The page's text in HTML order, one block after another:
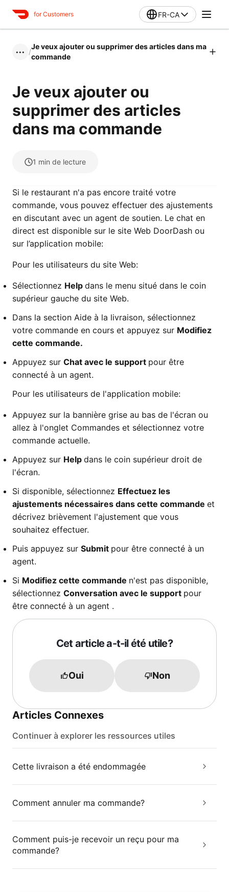
for Customers FR-CA
••• /
Je veux ajouter ou supprimer des articles dans ma
commande
Je veux ajouter ou
supprimer des articles
dans ma commande
1 min de lecture
Si le restaurant n'a pas encore traité votre
commande, vous pouvez effectuer des ajustements
en discutant avec un agent de soutien. Le chat en
direct est disponible sur le site Web DoorDash ou
sur l’application mobile:
Pour les utilisateurs du site Web:
Sélectionnez Help dans le menu situé dans le coin
supérieur gauche du site Web.
Dans la section Aide à la livraison, sélectionnez
votre commande en cours et appuyez sur Modifiez
cette commande.
Appuyez sur Chat avec le support pour être
connecté à un agent.
Pour les utilisateurs de l'application mobile:
Appuyez sur la bannière grise au bas de l'écran ou
allez à l'onglet Commandes et sélectionnez votre
commande actuelle.
Appuyez sur Help dans le coin supérieur droit de
l'écran.
Si disponible, sélectionnez Effectuez les
ajustements nécessaires dans cette commande et
décrivez brièvement l'ajustement que vous
souhaitez effectuer.
Puis appuyez sur Submit pour être connecté à un
agent.
Si Modifiez cette commande n'est pas disponible,
sélectionnez Conversation avec le support pour
être connecté à un agent .
Cet article a-t-il été utile?
Oui Non
Articles Connexes
Continuer à explorer les ressources utiles
Cette livraison a été endommagée
Comment annuler ma commande?
Comment puis-je recevoir un reçu pour ma
commande?